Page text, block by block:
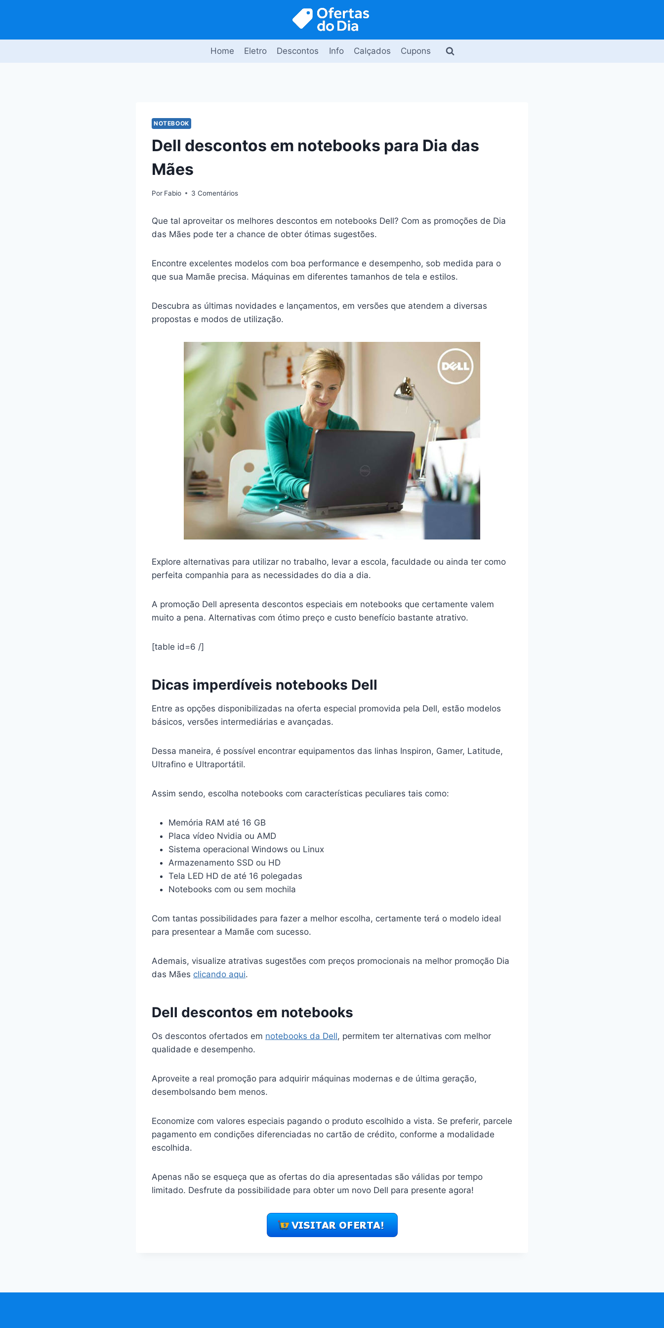
Home Eletro Descontos Info Calçados Cupons
NOTEBOOK
Dell descontos em notebooks para Dia das
Mães
Por Fabio 3 Comentários
Que tal aproveitar os melhores descontos em notebooks Dell? Com as promoções de Dia
das Mães pode ter a chance de obter ótimas sugestões.
Encontre excelentes modelos com boa performance e desempenho, sob medida para o
que sua Mamãe precisa. Máquinas em diferentes tamanhos de tela e estilos.
Descubra as últimas novidades e lançamentos, em versões que atendem a diversas
propostas e modos de utilização.
Explore alternativas para utilizar no trabalho, levar a escola, faculdade ou ainda ter como
perfeita companhia para as necessidades do dia a dia.
A promoção Dell apresenta descontos especiais em notebooks que certamente valem
muito a pena. Alternativas com ótimo preço e custo benefício bastante atrativo.
[table id=6 /]
Dicas imperdíveis notebooks Dell
Entre as opções disponibilizadas na oferta especial promovida pela Dell, estão modelos
básicos, versões intermediárias e avançadas.
Dessa maneira, é possível encontrar equipamentos das linhas Inspiron, Gamer, Latitude,
Ultrafino e Ultraportátil.
Assim sendo, escolha notebooks com características peculiares tais como:
Memória RAM até 16 GB
Placa vídeo Nvidia ou AMD
Sistema operacional Windows ou Linux
Armazenamento SSD ou HD
Tela LED HD de até 16 polegadas
Notebooks com ou sem mochila
Com tantas possibilidades para fazer a melhor escolha, certamente terá o modelo ideal
para presentear a Mamãe com sucesso.
Ademais, visualize atrativas sugestões com preços promocionais na melhor promoção Dia
das Mães clicando aqui.
Dell descontos em notebooks
Os descontos ofertados em notebooks da Dell, permitem ter alternativas com melhor
qualidade e desempenho.
Aproveite a real promoção para adquirir máquinas modernas e de última geração,
desembolsando bem menos.
Economize com valores especiais pagando o produto escolhido a vista. Se preferir, parcele
pagamento em condições diferenciadas no cartão de crédito, conforme a modalidade
escolhida.
Apenas não se esqueça que as ofertas do dia apresentadas são válidas por tempo
limitado. Desfrute da possibilidade para obter um novo Dell para presente agora!